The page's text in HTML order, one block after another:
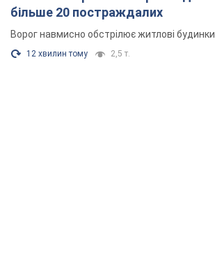
більше 20 постраждалих
Ворог навмисно обстрілює житлові будинки
12 хвилин тому 2,5 т.